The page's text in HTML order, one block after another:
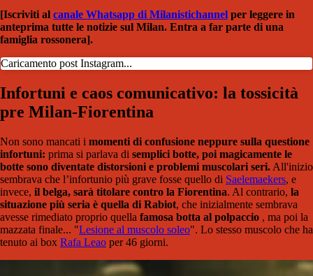
[Iscriviti al canale Whatsapp di Milanistichannel per leggere in
anteprima tutte le notizie sul Milan. Entra a far parte di una
famiglia rossonera].
Caricamento post Instagram...
Infortuni e caos comunicativo: la tossicità
pre Milan-Fiorentina
Non sono mancati i momenti di confusione neppure sulla questione
infortuni: prima si parlava di semplici botte, poi magicamente le
botte sono diventate distorsioni e problemi muscolari seri. All'inizio
sembrava che l’infortunio più grave fosse quello di Saelemaekers, e
invece, il belga, sarà titolare contro la Fiorentina. Al contrario, la
situazione più seria è quella di Rabiot, che inizialmente sembrava
avesse rimediato proprio quella famosa botta al polpaccio , ma poi la
mazzata finale... "Lesione al muscolo soleo". Lo stesso muscolo che ha
tenuto ai box Rafa Leao per 46 giorni.